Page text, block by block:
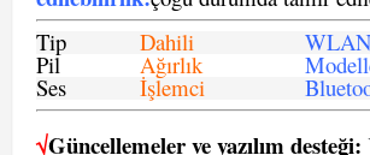
Tip
Dahili WLAN
Pil Ağırlık
Ses İşlemci
√Güncellemeler ve yazılım desteği: